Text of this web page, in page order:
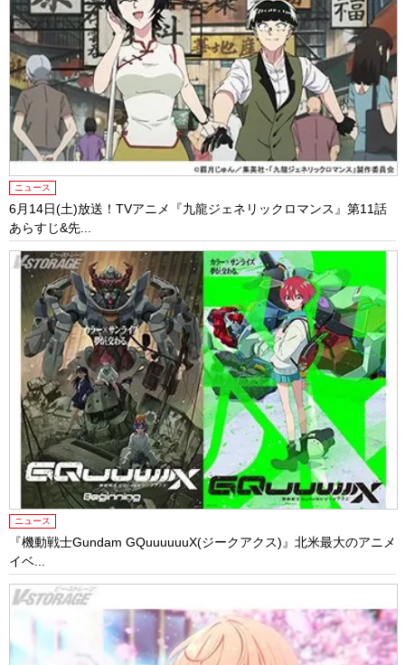
ニュース
6月14日(土)放送！TVアニメ『九龍ジェネリックロマンス』第11話
あらすじ&先...
ニュース
『機動戦士Gundam GQuuuuuuX(ジークアクス)』北米最大のアニメ
イベ...